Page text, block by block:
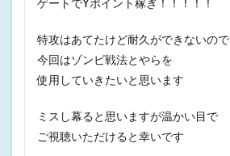
ゲートでYポイント稼ぎ！！！！！
特攻はあてたけど耐久ができないので
今回はゾンビ戦法とやらを
使用していきたいと思います
ミスし幕ると思いますが温かい目で
ご視聴いただけると幸いです